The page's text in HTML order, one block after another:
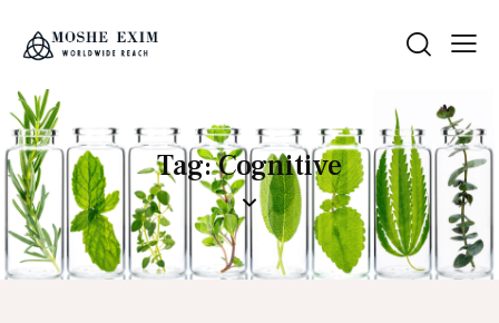
Tag: Cognitive